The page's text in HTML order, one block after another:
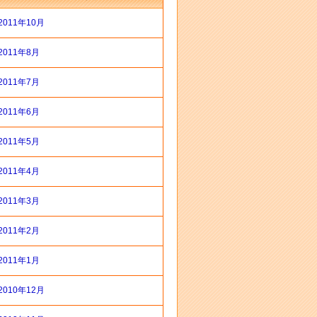
年10月
年8月
年7月
年6月
年5月
年4月
年3月
年2月
年1月
年12月